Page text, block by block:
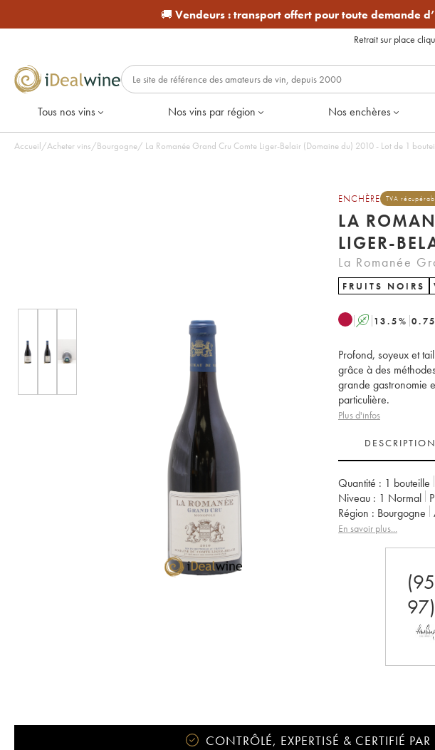
🚚 Vendeurs :transport offert pour toute demande
Retrait sur place
Tous nos vins Nos vins par région Nos enchères
Accueil/Acheter vins/Bourgogne/ La Romanée Grand Cru Comte Liger-Belair (Domaine du) 2010 - Lot de 1
ENCHÈRE TVA
LA
LIGER-
La Romanée
FRUITS NOIRS
A 13.5% 0.75
Profond, soyeux et
grâce à des
grande gastronomie
particulière.
Plus d'infos
Quantité : 1 bouteille
Niveau : 1 Normal
Région :
Bourgogne
Propriétaire :
En savoir plus...
97)
CONTRÔLÉ, EXPERTISÉ & CERTIFIÉ